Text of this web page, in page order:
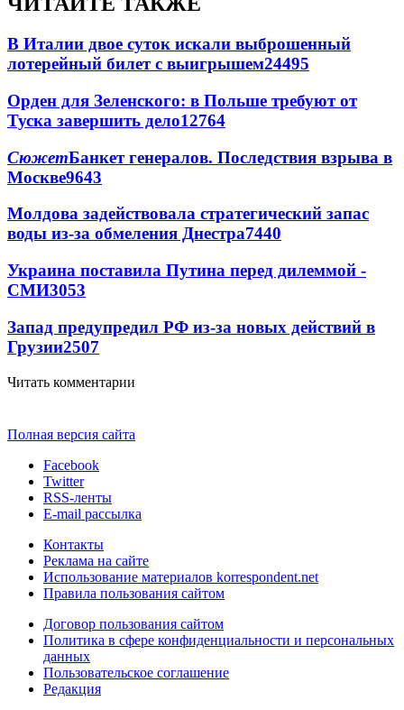
В Италии двое суток искали выброшенный
лотерейный билет с выигрышем24495
Орден для Зеленского: в Польше требуют от
Туска завершить дело12764
СюжетБанкет генералов. Последствия взрыва в
Москве9643
Молдова задействовала стратегический запас
воды из-за обмеления Днестра7440
Украина поставила Путина перед дилеммой -
СМИ3053
Запад предупредил РФ из-за новых действий в
Грузии2507
Читать комментарии
Полная версия сайта
Facebook
Twitter
RSS-ленты
E-mail рассылка
Контакты
Реклама на сайте
Использование материалов korrespondent.net
Правила пользования сайтом
Договор пользования сайтом
Политика в сфере конфиденциальности и персональных
данных
Пользовательское соглашение
Редакция